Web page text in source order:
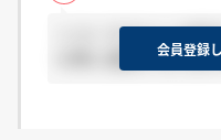
＞コーラさんへ 10日
以降に連絡すると言
会員登録